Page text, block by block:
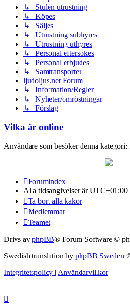
↳ Stulen utrustning
↳ Köpes
↳ Säljes
↳ Utrustning subhyres
↳ Utrustning uthyres
↳ Personal eftersökes
↳ Personal erbjudes
↳ Samtransporter
ljudoljus.net Forum
↳ Information/Regler
↳ Nyheter/omröstningar
↳ Förslag
Vilka är online
Användare som besöker denna kategori:
Forumindex
Alla tidsangivelser är UTC+01:00
Ta bort alla kakor
Medlemmar
Teamet
Drivs av phpBB® Forum Software ©
Swedish translation by phpBB Sweden
Integritetspolicy | Användarvillkor